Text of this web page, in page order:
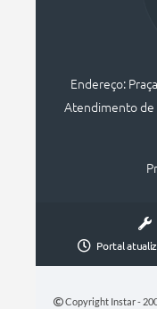
Endereço:
Atendimento de
Portal
Copyright Instar -